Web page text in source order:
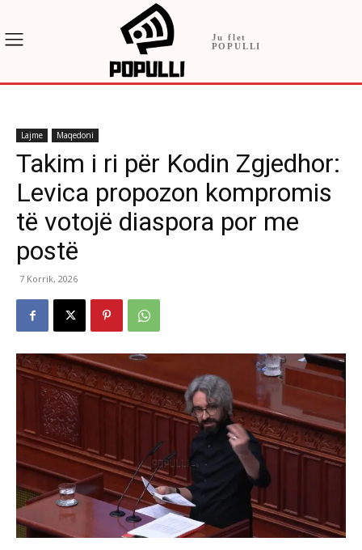
Ju flet
POPULLI
Lajme Maqedoni
Takim i ri për Kodin Zgjedhor:
Levica propozon kompromis
të votojë diaspora por me
postë
7 Korrik, 2026